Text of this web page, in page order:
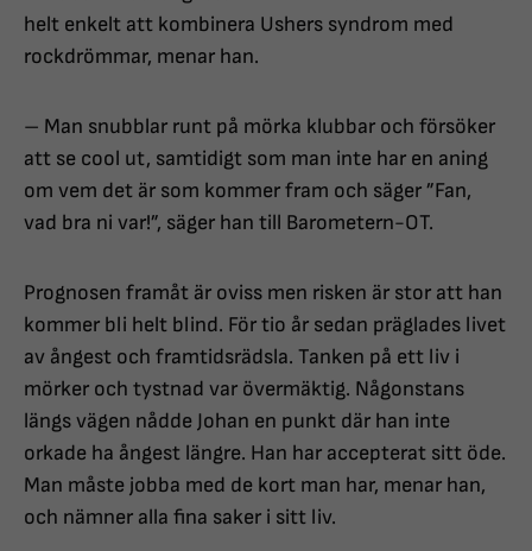
helt enkelt att kombinera Ushers syndrom med
rockdrömmar, menar han.
– Man snubblar runt på mörka klubbar och försöker
att se cool ut, samtidigt som man inte har en aning
om vem det är som kommer fram och säger ”Fan,
vad bra ni var!”, säger han till Barometern-OT.
Prognosen framåt är oviss men risken är stor att han
kommer bli helt blind. För tio år sedan präglades livet
av ångest och framtidsrädsla. Tanken på ett liv i
mörker och tystnad var övermäktig. Någonstans
längs vägen nådde Johan en punkt där han inte
orkade ha ångest längre. Han har accepterat sitt öde.
Man måste jobba med de kort man har, menar han,
och nämner alla fina saker i sitt liv.